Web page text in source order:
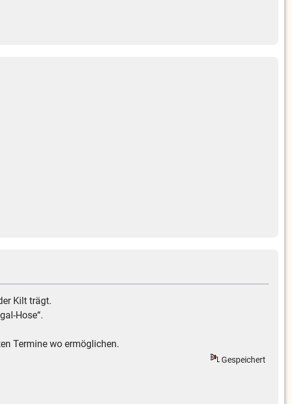
Kilt trägt.
Hose“.
Termine wo ermöglichen.
Gespeichert